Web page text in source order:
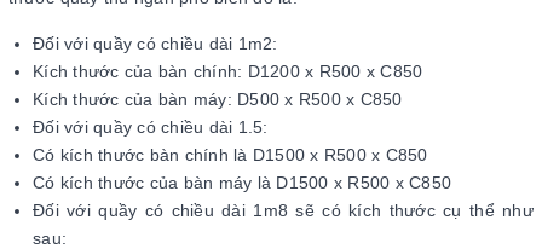
Đối với quầy có chiều dài 1m2:
Kích thước của bàn chính: D1200 x R500 x C850
Kích thước của bàn máy: D500 x R500 x C850
Đối với quầy có chiều dài 1.5:
Có kích thước bàn chính là D1500 x R500 x C850
Có kích thước của bàn máy là D1500 x R500 x C850
Đối với quầy có chiều dài 1m8 sẽ có kích thước cụ thể như
sau: